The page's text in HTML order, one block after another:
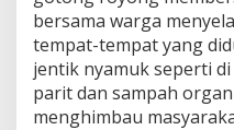
bersama warga
tempat-tempat yang
jentik nyamuk seperti
parit dan sampah
menghimbau